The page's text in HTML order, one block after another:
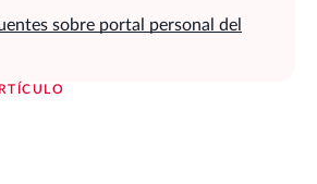
sobre portal personal del